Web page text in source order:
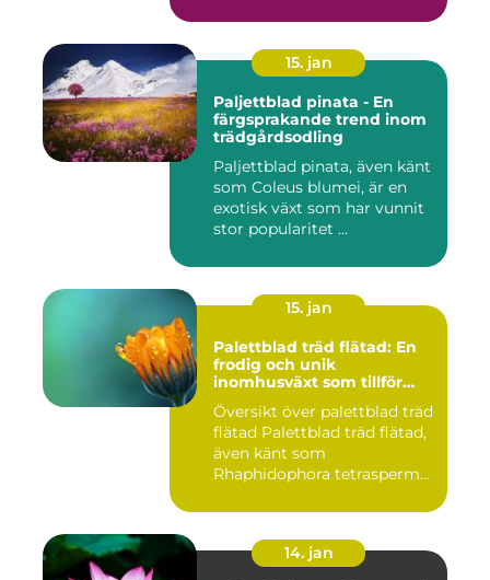
15. jan
Paljettblad pinata - En
färgsprakande trend inom
trädgårdsodling
Paljettblad pinata, även känt
som Coleus blumei, är en
exotisk växt som har vunnit
stor popularitet ...
15. jan
Palettblad träd flätad: En
frodig och unik
inomhusväxt som tillför
Översikt över palettblad träd
flätad Palettblad träd flätad,
även känt som
Rhaphidophora tetrasperm...
14. jan